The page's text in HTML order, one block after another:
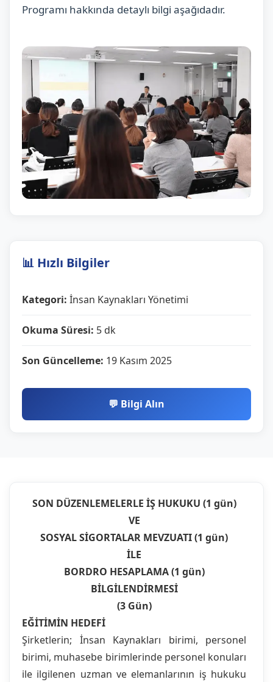
Programı hakkında detaylı bilgi aşağıdadır.
📊 Hızlı Bilgiler
Kategori: İnsan Kaynakları Yönetimi
Okuma Süresi: 5 dk
Son Güncelleme: 19 Kasım 2025
💬 Bilgi Alın
SON DÜZENLEMELERLE İŞ HUKUKU (1 gün)
VE
SOSYAL SİGORTALAR MEVZUATI (1 gün)
İLE
BORDRO HESAPLAMA (1 gün)
BİLGİLENDİRMESİ
(3 Gün)
EĞİTİMİN HEDEFİ
Şirketlerin; İnsan Kaynakları birimi, personel
birimi, muhasebe birimlerinde personel konuları
ile ilgilenen uzman ve elemanlarının iş hukuku